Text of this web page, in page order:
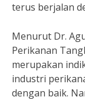
terus berjalan
Menurut Dr.
Perikanan
merupakan
industri
dengan baik.